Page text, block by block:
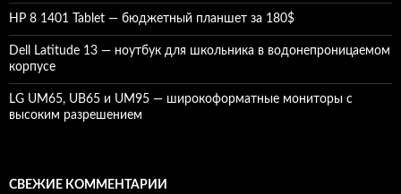
HP 8 1401 Tablet — бюджетный планшет за 180$
Dell Latitude 13 — ноутбук для школьника в водонепроницаемом
корпусе
LG UM65, UB65 и UM95 — широкоформатные мониторы с
высоким разрешением
СВЕЖИЕ КОММЕНТАРИИ